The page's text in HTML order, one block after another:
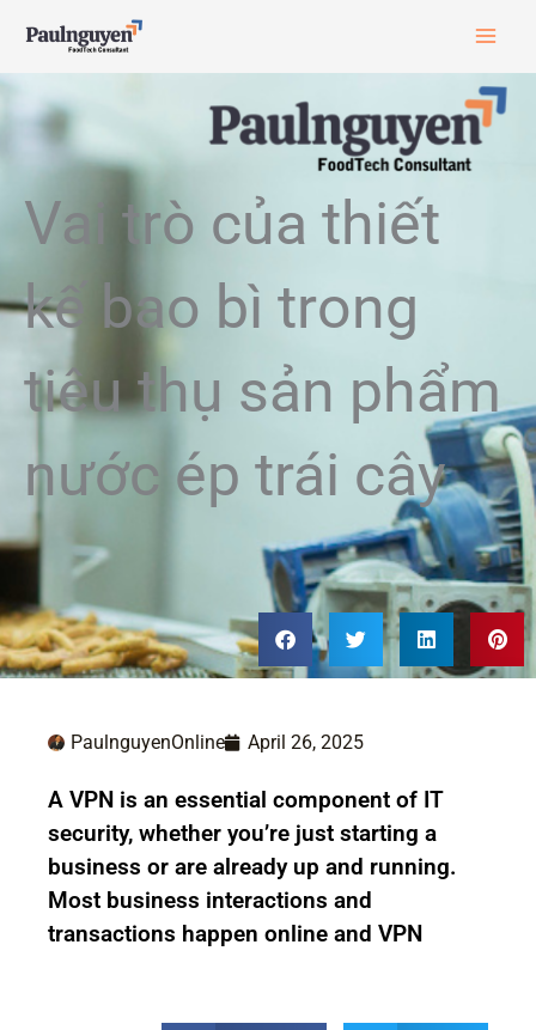
content
Vai trò của thiết
kế bao bì trong
tiêu thụ sản phẩm
nước ép trái cây
PaulnguyenOnline April 26, 2025
A VPN is an essential component of IT
security, whether you’re just starting a
business or are already up and running.
Most business interactions and
transactions happen online and VPN